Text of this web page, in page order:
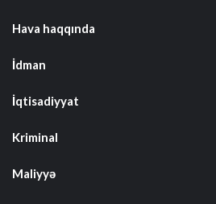
Hava haqqında
İdman
İqtisadiyyat
Kriminal
Maliyyə